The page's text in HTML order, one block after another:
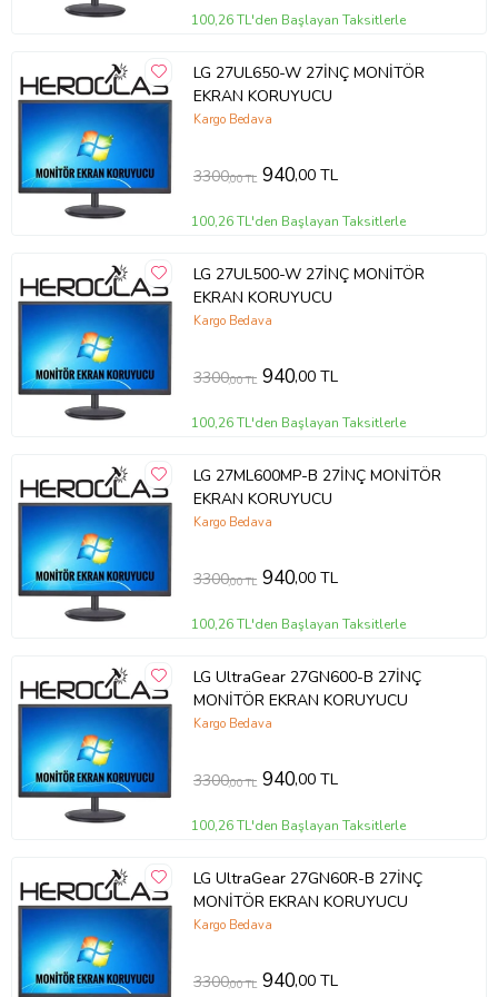
100,26 TL'den Başlayan Taksitlerle
LG 27UL650-W 27İNÇ MONİTÖR
EKRAN KORUYUCU
Kargo Bedava
3300,00 TL 940,00 TL
100,26 TL'den Başlayan Taksitlerle
LG 27UL500-W 27İNÇ MONİTÖR
EKRAN KORUYUCU
Kargo Bedava
3300,00 TL 940,00 TL
100,26 TL'den Başlayan Taksitlerle
LG 27ML600MP-B 27İNÇ MONİTÖR
EKRAN KORUYUCU
Kargo Bedava
3300,00 TL 940,00 TL
100,26 TL'den Başlayan Taksitlerle
LG UltraGear 27GN600-B 27İNÇ
MONİTÖR EKRAN KORUYUCU
Kargo Bedava
3300,00 TL 940,00 TL
100,26 TL'den Başlayan Taksitlerle
LG UltraGear 27GN60R-B 27İNÇ
MONİTÖR EKRAN KORUYUCU
Kargo Bedava
3300,00 TL 940,00 TL